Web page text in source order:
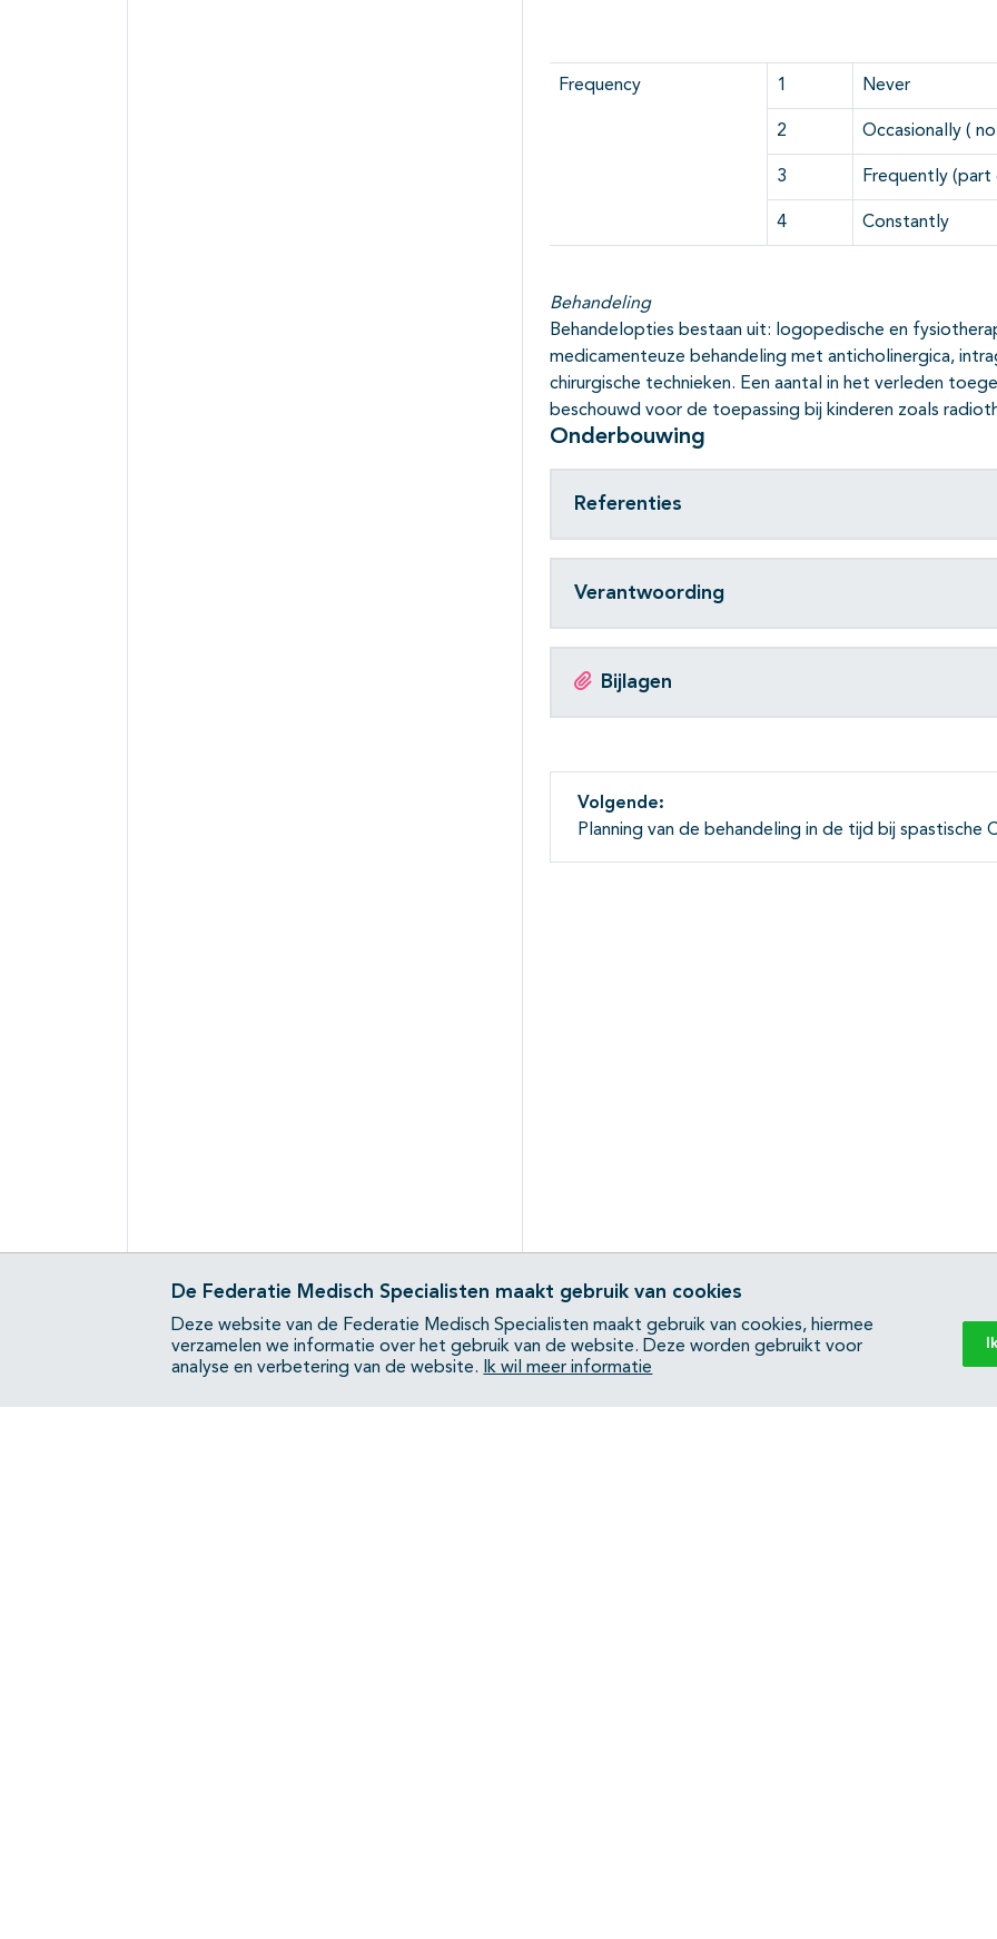
Frequency 1 Never
2 Occasionally (
3 Frequently (part
4 Constantly
Behandeling
Behandelopties bestaan uit: logopedische en
medicamenteuze behandeling met anticholinergica,
chirurgische technieken. Een aantal in het verleden
beschouwd voor de toepassing bij kinderen zoals
Onderbouwing
Referenties
Verantwoording
Bijlagen
Volgende:
Planning van de behandeling in de tijd bij spastische
De Federatie Medisch Specialisten maakt gebruik van cookies
Deze website van de Federatie Medisch Specialisten maakt gebruik van cookies, hiermee
verzamelen we informatie over het gebruik van de website. Deze worden gebruikt voor
analyse en verbetering van de website.
Ik wil meer informatie